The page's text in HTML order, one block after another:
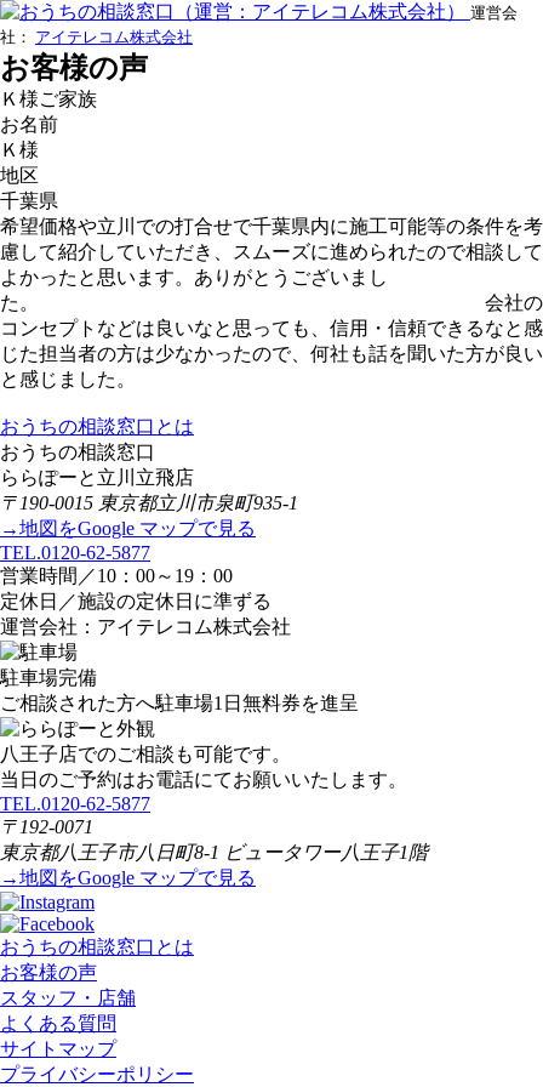
運営会
社： アイテレコム株式会社
お客様の声
Ｋ様ご家族
お名前
Ｋ様
地区
千葉県
希望価格や立川での打合せで千葉県内に施工可能等の条件を考
慮して紹介していただき、スムーズに進められたので相談して
よかったと思います。ありがとうございまし
た。 会社の
コンセプトなどは良いなと思っても、信用・信頼できるなと感
じた担当者の方は少なかったので、何社も話を聞いた方が良い
と感じました。
おうちの相談窓口とは
おうちの相談窓口
ららぽーと立川立飛店
〒190-0015 東京都立川市泉町935-1
→地図をGoogle マップで見る
TEL.0120-62-5877
営業時間／10：00～19：00
定休日／施設の定休日に準ずる
運営会社：アイテレコム株式会社
駐車場完備
ご相談された方へ駐車場1日無料券を進呈
八王子店でのご相談も可能です。
当日のご予約はお電話にてお願いいたします。
TEL.0120-62-5877
〒192-0071
東京都八王子市八日町8-1 ビュータワー八王子1階
→地図をGoogle マップで見る
おうちの相談窓口とは
お客様の声
スタッフ・店舗
よくある質問
サイトマップ
プライバシーポリシー